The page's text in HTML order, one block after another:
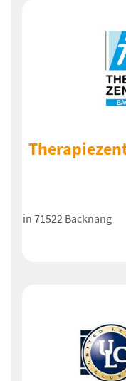
in 71522 Backnang